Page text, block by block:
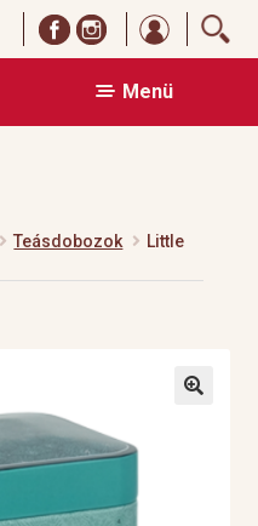
Menü
Teásdobozok
Little